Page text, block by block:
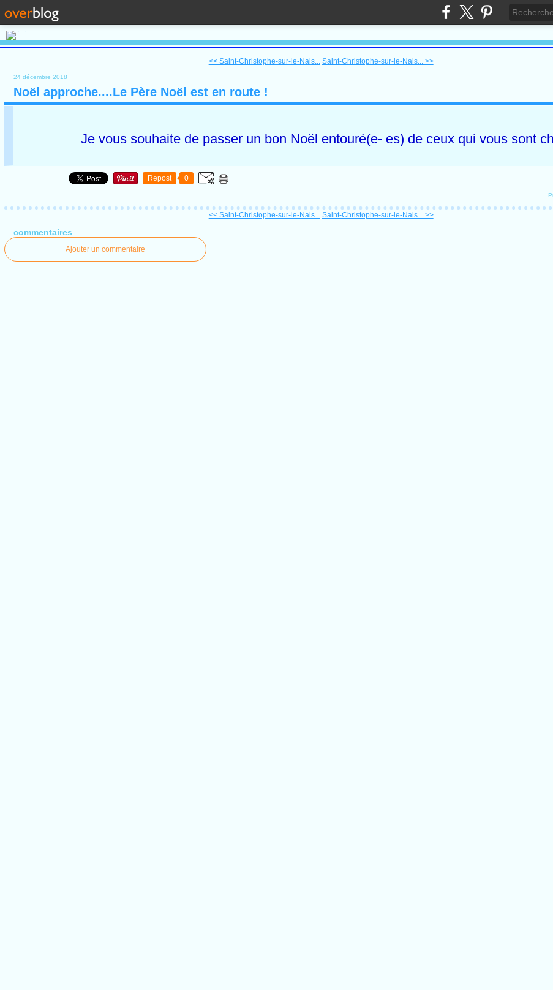
<< Saint-Christophe-sur-le-Nais... Saint-Christophe-sur-le-Nais... >>
24 décembre 2018
Noël approche....Le Père Noël est en route !
Je vous souhaite de passer un bon Noël entouré(e- es) de ceux qui vous sont
Repost 0
<< Saint-Christophe-sur-le-Nais... Saint-Christophe-sur-le-Nais... >>
commentaires
Ajouter un commentaire